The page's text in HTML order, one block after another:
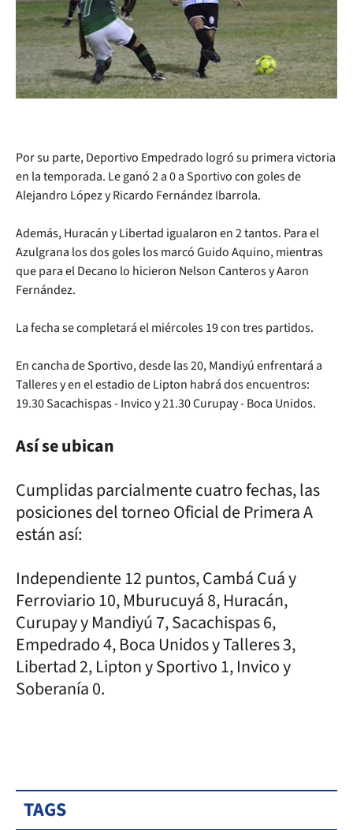
Por su parte, Deportivo Empedrado logró su primera victoria
en la temporada. Le ganó 2 a 0 a Sportivo con goles de
Alejandro López y Ricardo Fernández Ibarrola.
Además, Huracán y Libertad igualaron en 2 tantos. Para el
Azulgrana los dos goles los marcó Guido Aquino, mientras
que para el Decano lo hicieron Nelson Canteros y Aaron
Fernández.
La fecha se completará el miércoles 19 con tres partidos.
En cancha de Sportivo, desde las 20, Mandiyú enfrentará a
Talleres y en el estadio de Lipton habrá dos encuentros:
19.30 Sacachispas - Invico y 21.30 Curupay - Boca Unidos.
Así se ubican
Cumplidas parcialmente cuatro fechas, las
posiciones del torneo Oficial de Primera A
están así:
Independiente 12 puntos, Cambá Cuá y
Ferroviario 10, Mburucuyá 8, Huracán,
Curupay y Mandiyú 7, Sacachispas 6,
Empedrado 4, Boca Unidos y Talleres 3,
Libertad 2, Lipton y Sportivo 1, Invico y
Soberanía 0.
TAGS